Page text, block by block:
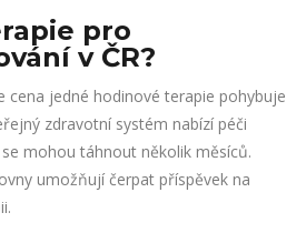
pro
v ČR?
cena jedné hodinové terapie pohybuje
zdravotní systém nabízí péči
mohou táhnout několik měsíců.
umožňují čerpat příspěvek na